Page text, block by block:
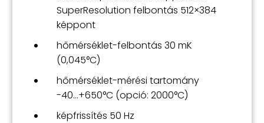
SuperResolution felbontás 512×384
képpont
hőmérséklet-felbontás 30 mK
(0,045°C)
hőmérséklet-mérési tartomány
-40...+650°C (opció: 2000°C)
képfrissítés 50 Hz